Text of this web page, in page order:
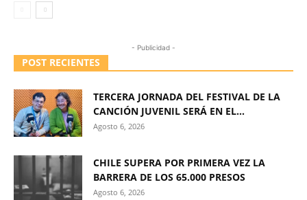
- Publicidad -
POST RECIENTES
TERCERA JORNADA DEL FESTIVAL DE LA
CANCIÓN JUVENIL SERÁ EN EL...
Agosto 6, 2026
CHILE SUPERA POR PRIMERA VEZ LA
BARRERA DE LOS 65.000 PRESOS
Agosto 6, 2026